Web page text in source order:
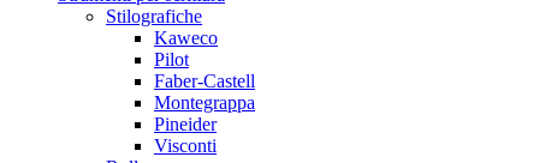
Stilografiche
Kaweco
Pilot
Faber-Castell
Montegrappa
Pineider
Visconti